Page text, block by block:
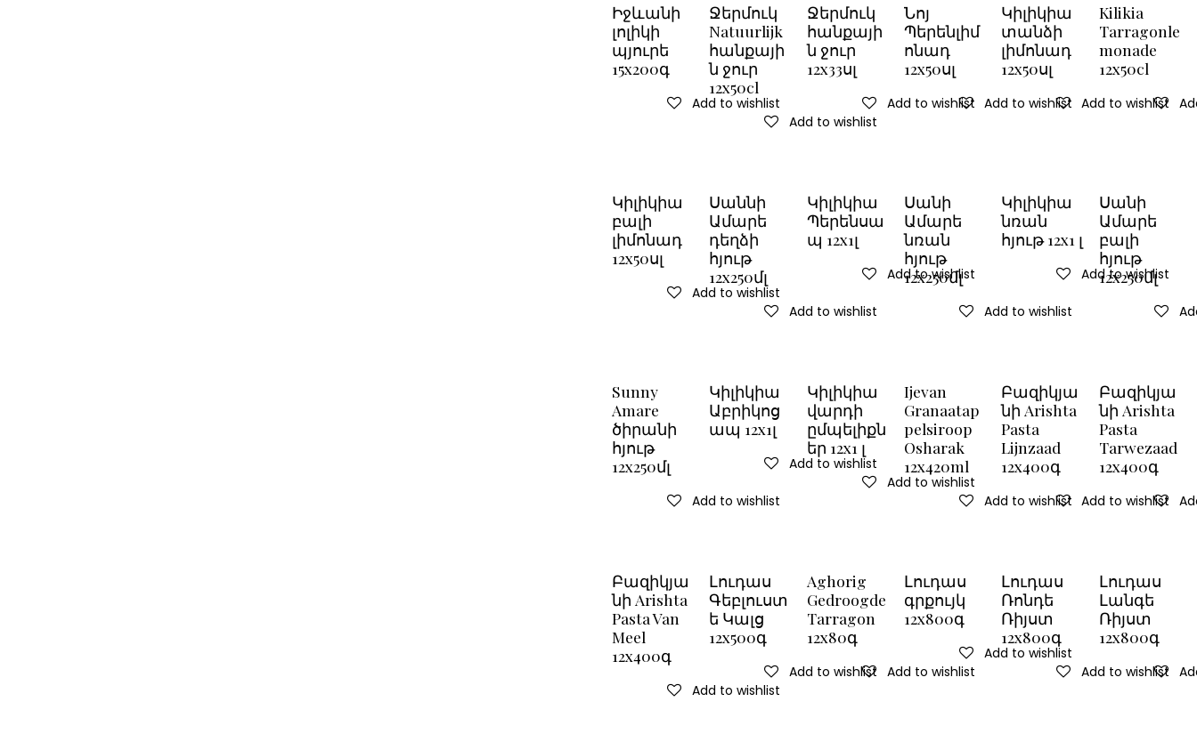
Իջևանի
լոլիկի
պյուրե
15x200գ
Add to wishlist
Ջերմուկ
Natuurlijk
հանքայի
ն ջուր
12x50cl
Add to wishlist
Ջերմուկ
հանքայի
ն ջուր
12x33սլ
Add to wishlist
Նոյ
Պերենլիմ
ոնադ
12x50սլ
Add to wishlist
Կիլիկիա
տանձի
լիմոնադ
12x50սլ
Add to wishlist
Kilikia
Tarragonle
monade
12x50cl
Կիլիկիա
բալի
լիմոնադ
12x50սլ
Add to wishlist
Սաննի
Ամարե
դեղձի
հյութ
12x250մլ
Add to wishlist
Կիլիկիա
Պերենսա
պ 12x1լ
Add to wishlist
Սանի
Ամարե
նռան
հյութ
12x250մլ
Add to wishlist
Կիլիկիա
նռան
հյութ 12x1 լ
Add to wishlist
Սանի
Ամարե
բալի
հյութ
12x250մլ
Sunny
Amare
ծիրանի
հյութ
12x250մլ
Add to wishlist
Կիլիկիա
Աբրիկոց
ապ 12x1լ
Add to wishlist
Կիլիկիա
վարդի
ըմպելիքն
եր 12x1 լ
Add to wishlist
Ijevan
Granaatap
pelsiroop
Osharak
12x420ml
Add to wishlist
Բազիկյա
նի Arishta
Pasta
Lijnzaad
12x400գ
Add to wishlist
Բազիկյա
նի Arishta
Pasta
Tarwezaad
12x400գ
Բազիկյա
նի Arishta
Pasta Van
Meel
12x400գ
Add to wishlist
Լուդաս
Գեբլուստ
ե Կալց
12x500գ
Add to wishlist
Aghorig
Gedroogde
Tarragon
12x80գ
Add to wishlist
Լուդաս
գրքույկ
12x800գ
Add to wishlist
Լուդաս
Ռոնդե
Ռիյստ
12x800գ
Add to wishlist
Լուդաս
Լանգե
Ռիյստ
12x800գ